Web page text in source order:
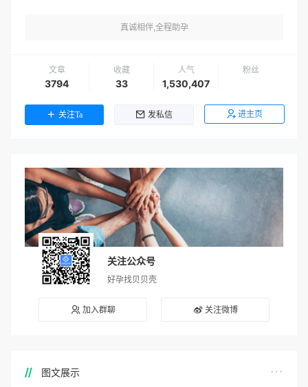
真诚相伴,全程助孕
文章
3794
收藏
33
人气
1,530,407
粉丝
关注Ta 发私信 进主页
关注公众号
好孕找贝贝壳
加入群聊 关注微博
图文展示